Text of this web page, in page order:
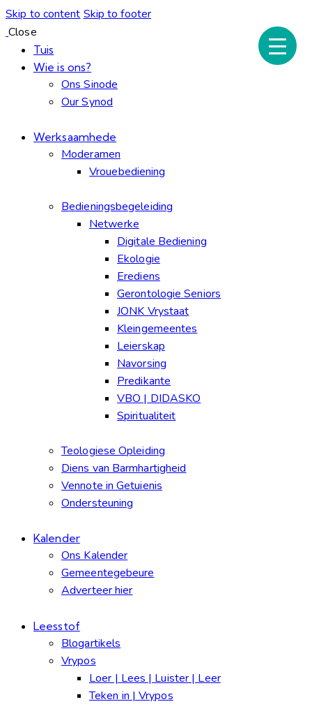
Skip to content Skip to footer
Close
Tuis
Wie is ons?
Ons Sinode
Our Synod
Werksaamhede
Moderamen
Vrouebediening
Bedieningsbegeleiding
Netwerke
Digitale Bediening
Ekologie
Erediens
Gerontologie Seniors
JONK Vrystaat
Kleingemeentes
Leierskap
Navorsing
Predikante
VBO | DIDASKO
Spiritualiteit
Teologiese Opleiding
Diens van Barmhartigheid
Vennote in Getuienis
Ondersteuning
Kalender
Ons Kalender
Gemeentegebeure
Adverteer hier
Leesstof
Blogartikels
Vrypos
Loer | Lees | Luister | Leer
Teken in | Vrypos